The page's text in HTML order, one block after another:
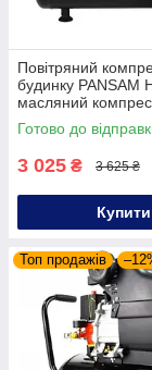
Повітряний
будинку PANSAM
масляний
прямим приводом
повітряний
Готово до
3 025 ₴ 3 625 ₴
Купити
Топ продажів